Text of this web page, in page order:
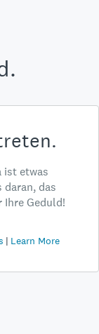
ist etwas
das
Ihre Geduld!
Learn More